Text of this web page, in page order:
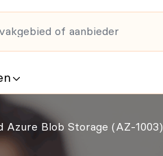
Azure Blob Storage (AZ-1003)